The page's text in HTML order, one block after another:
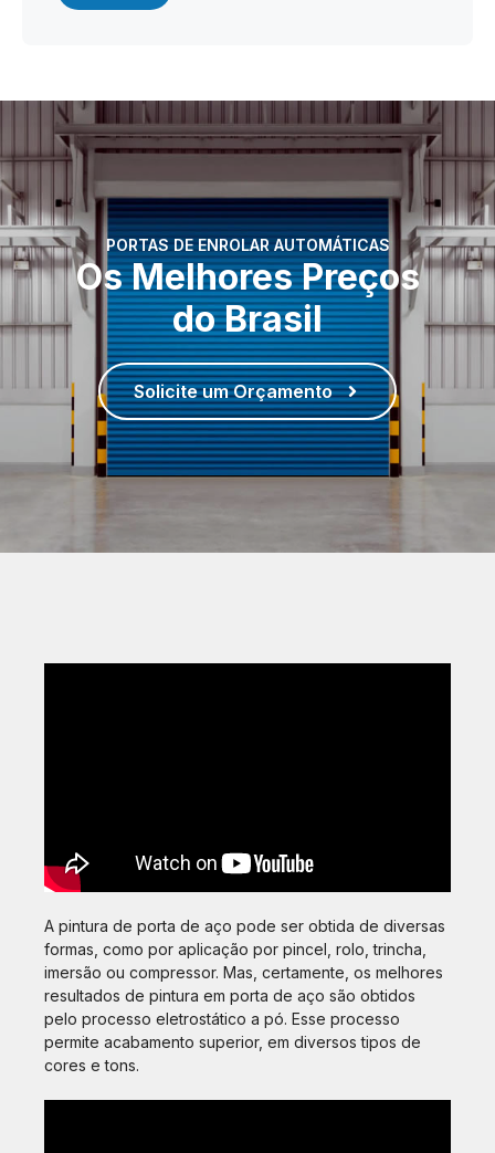
PORTAS DE ENROLAR AUTOMÁTICAS
Os Melhores Preços
do Brasil
Solicite um Orçamento
A pintura de porta de aço pode ser obtida de diversas
formas, como por aplicação por pincel, rolo, trincha,
imersão ou compressor. Mas, certamente, os melhores
resultados de pintura em porta de aço são obtidos
pelo processo eletrostático a pó. Esse processo
permite acabamento superior, em diversos tipos de
cores e tons.